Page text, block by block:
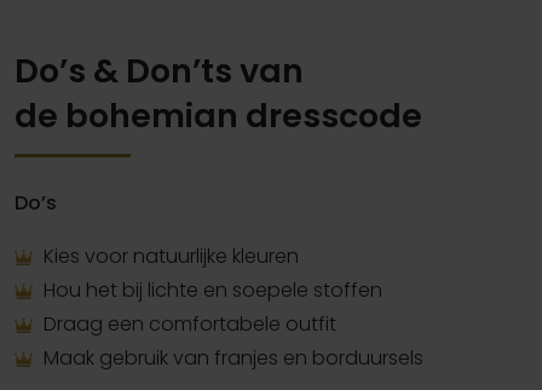
Do’s & Don’ts van
de bohemian dresscode
Do’s
Kies voor natuurlijke kleuren
Hou het bij lichte en soepele stoffen
Draag een comfortabele outfit
Maak gebruik van franjes en borduursels